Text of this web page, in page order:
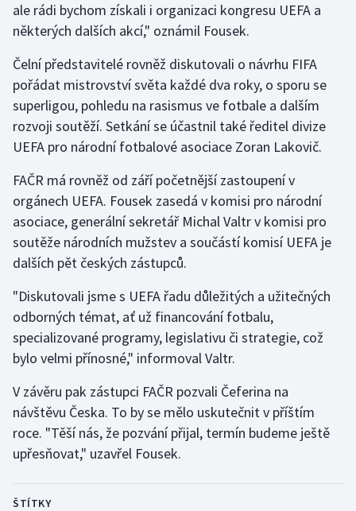
Gymnastika
Jezdectví
Judo
Lezení
Lyže a snowboard
Motorsport
Olympijské hry
Parasport
Plavání
ale rádi bychom získali i organizaci kongresu UEFA a
některých dalších akcí," oznámil Fousek.
Čelní představitelé rovněž diskutovali o návrhu FIFA
pořádat mistrovství světa každé dva roky, o sporu se
superligou, pohledu na rasismus ve fotbale a dalším
rozvoji soutěží. Setkání se účastnil také ředitel divize
UEFA pro národní fotbalové asociace Zoran Lakovič.
FAČR má rovněž od září početnější zastoupení v
orgánech UEFA. Fousek zasedá v komisi pro národní
asociace, generální sekretář Michal Valtr v komisi pro
soutěže národních mužstev a součástí komisí UEFA je
dalších pět českých zástupců.
"Diskutovali jsme s UEFA řadu důležitých a užitečných
odborných témat, ať už financování fotbalu,
specializované programy, legislativu či strategie, což
bylo velmi přínosné," informoval Valtr.
V závěru pak zástupci FAČR pozvali Čeferina na
návštěvu Česka. To by se mělo uskutečnit v příštím
roce. "Těší nás, že pozvání přijal, termín budeme ještě
upřesňovat," uzavřel Fousek.
ŠTÍTKY